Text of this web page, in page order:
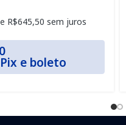
R$645,50 sem juros
e boleto